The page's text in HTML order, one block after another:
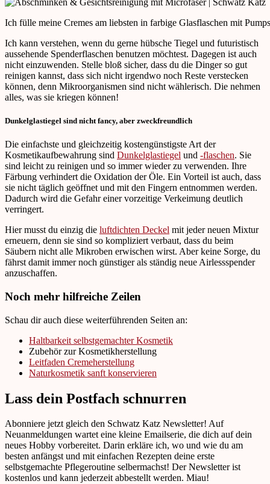
Ich fülle meine Cremes am liebsten in farbige Glasflaschen mit
Ich kann verstehen, wenn du gerne hübsche Tiegel und futuristisch
aussehende Spenderflaschen benutzen möchtest. Dagegen ist auch
nicht einzuwenden. Stelle bloß sicher, dass du die Dinger so gut
reinigen kannst, dass sich nicht irgendwo noch Reste verstecken
können, denn Mikroorganismen sind nicht wählerisch. Die nehmen
alles, was sie kriegen können!
Dunkelglastiegel sind nicht fancy, aber zweckfreundlich
Die einfachste und gleichzeitig kostengünstigste Art der
Kosmetikaufbewahrung sind Dunkelglastiegel und -flaschen. Sie
sind leicht zu reinigen und so immer wieder zu verwenden. Ihre
Färbung verhindert die Oxidation der Öle. Ein Vorteil ist auch, dass
sie nicht täglich geöffnet und mit den Fingern entnommen werden.
Dadurch wird die Gefahr einer vorzeitige Verkeimung deutlich
verringert.
Hier musst du einzig die luftdichten Deckel mit jeder neuen Mixtur
erneuern, denn sie sind so kompliziert verbaut, dass du beim
Säubern nicht alle Mikroben erwischen wirst. Aber keine Sorge, du
fährst damit immer noch günstiger als ständig neue Airlessspender
anzuschaffen.
Noch mehr hilfreiche Zeilen
Schau dir auch diese weiterführenden Seiten an:
Haltbarkeit selbstgemachter Kosmetik
Zubehör zur Kosmetikherstellung
Leitfaden Cremeherstellung
Naturkosmetik sanft konservieren
Lass dein Postfach schnurren
Abonniere jetzt gleich den Schwatz Katz Newsletter! Auf
Neuanmeldungen wartet eine kleine Emailserie, die dich auf dein
neues Hobby vorbereitet. Darin erkläre ich, wo und wie du am
besten anfängst und mit einfachen Rezepten deine erste
selbstgemachte Pflegeroutine selbermachst! Der Newsletter ist
kostenlos und kann jederzeit abbestellt werden. Miau!